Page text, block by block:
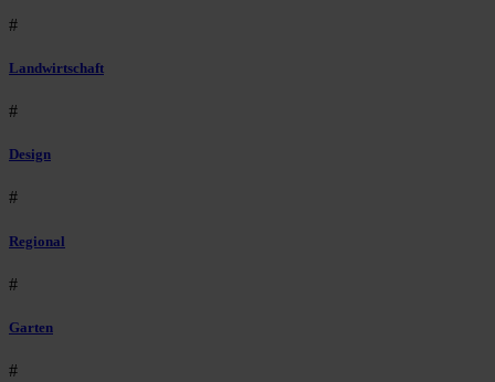
#
Landwirtschaft
#
Design
#
Regional
#
Garten
#